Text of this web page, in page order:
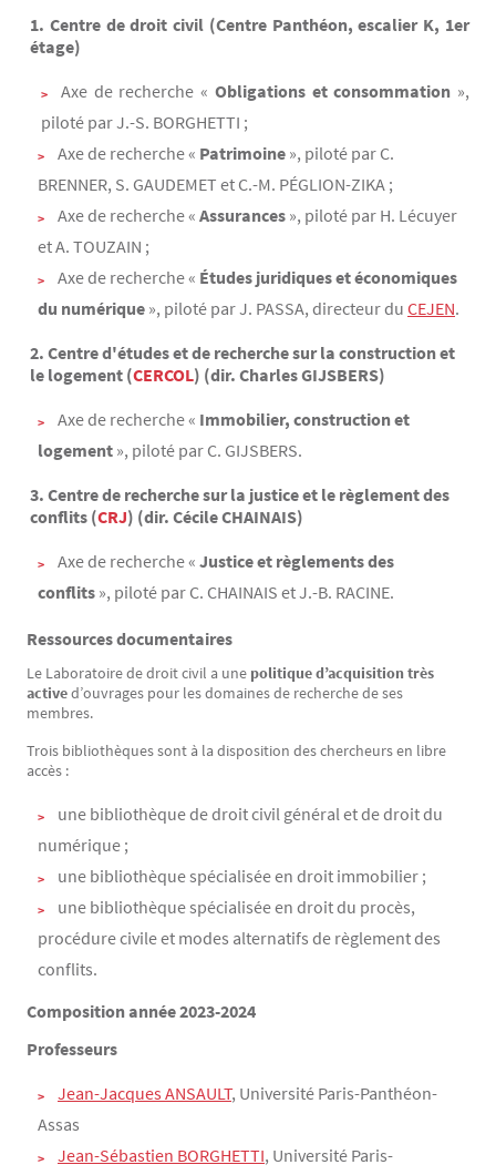
1. Centre de droit civil (Centre Panthéon, escalier K, 1er
étage)
Axe de recherche « Obligations et consommation »,
piloté par J.-S. BORGHETTI ;
Axe de recherche « Patrimoine », piloté par C.
BRENNER, S. GAUDEMET et C.-M. PÉGLION-ZIKA ;
Axe de recherche « Assurances », piloté par H. Lécuyer
et A. TOUZAIN ;
Axe de recherche « Études juridiques et économiques
du numérique », piloté par J. PASSA, directeur du CEJEN.
2. Centre d'études et de recherche sur la construction et
le logement (CERCOL) (dir. Charles GIJSBERS)
Axe de recherche « Immobilier, construction et
logement », piloté par C. GIJSBERS.
3. Centre de recherche sur la justice et le règlement des
conflits (CRJ) (dir. Cécile CHAINAIS)
Axe de recherche « Justice et règlements des
conflits », piloté par C. CHAINAIS et J.-B. RACINE.
Ressources documentaires
Le Laboratoire de droit civil a une politique d’acquisition très
actived’ouvrages pour les domaines de recherche de ses
membres.
Trois bibliothèques sont à la disposition des chercheurs en libre
accès :
une bibliothèque de droit civil général et de droit du
numérique ;
une bibliothèque spécialisée en droit immobilier ;
une bibliothèque spécialisée en droit du procès,
procédure civile et modes alternatifs de règlement des
conflits.
Composition année 2023-2024
Professeurs
Jean-Jacques ANSAULT, Université Paris-Panthéon-
Assas
Jean-Sébastien BORGHETTI, Université Paris-